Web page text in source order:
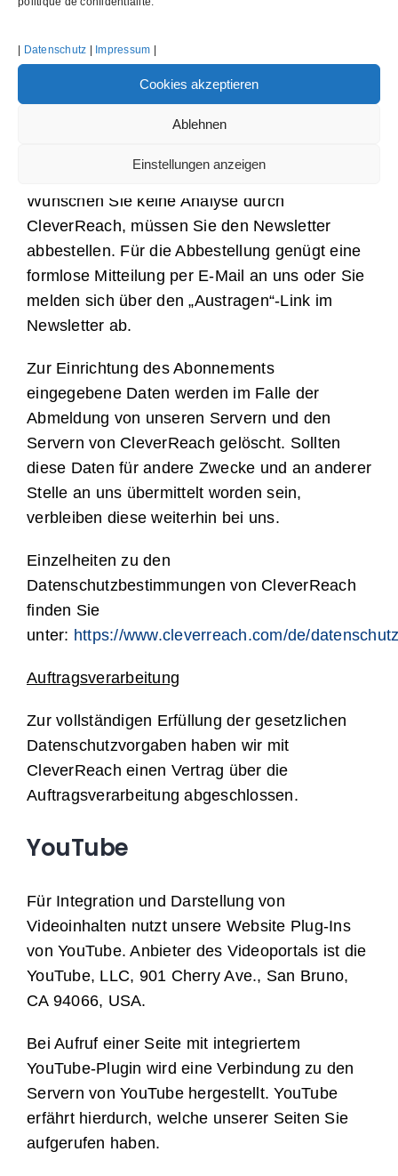
Datenschutz Impressum
Cookies akzeptieren
Ablehnen
Einstellungen anzeigen
Ein Widerruf Ihrer bereits erteilten Einwilligung
eine formlose Mitteilung per E-Mail oder Sie
melden sich über den „Austragen“-Link im
Newsletter ab. Die Rechtmäßigkeit der bereits
erfolgten Datenverarbeitungsvorgänge bleibt
vom Widerruf unberührt.
Wünschen Sie keine Analyse durch
CleverReach, müssen Sie den Newsletter
abbestellen. Für die Abbestellung genügt eine
formlose Mitteilung per E-Mail an uns oder Sie
melden sich über den „Austragen“-Link im
Newsletter ab.
Zur Einrichtung des Abonnements
eingegebene Daten werden im Falle der
Abmeldung von unseren Servern und den
Servern von CleverReach gelöscht. Sollten
diese Daten für andere Zwecke und an anderer
Stelle an uns übermittelt worden sein,
verbleiben diese weiterhin bei uns.
Einzelheiten zu den
Datenschutzbestimmungen von CleverReach
finden Sie
unter: https://www.cleverreach.com/de/
Auftragsverarbeitung
Zur vollständigen Erfüllung der gesetzlichen
Datenschutzvorgaben haben wir mit
CleverReach einen Vertrag über die
Auftragsverarbeitung abgeschlossen.
YouTube
Für Integration und Darstellung von
Videoinhalten nutzt unsere Website Plug-Ins
von YouTube. Anbieter des Videoportals ist die
YouTube, LLC, 901 Cherry Ave., San Bruno,
CA 94066, USA.
Bei Aufruf einer Seite mit integriertem
YouTube-Plugin wird eine Verbindung zu den
Servern von YouTube hergestellt. YouTube
erfährt hierdurch, welche unserer Seiten Sie
aufgerufen haben.